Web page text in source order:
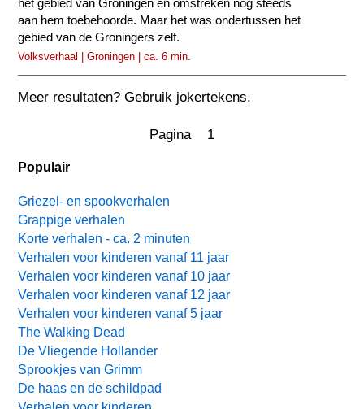
het gebied van Groningen en omstreken nog steeds
aan hem toebehoorde. Maar het was ondertussen het
gebied van de Groningers zelf.
Volksverhaal | Groningen | ca. 6 min.
Meer resultaten? Gebruik jokertekens.
Pagina 1
Populair
Griezel- en spookverhalen
Grappige verhalen
Korte verhalen - ca. 2 minuten
Verhalen voor kinderen vanaf 11 jaar
Verhalen voor kinderen vanaf 10 jaar
Verhalen voor kinderen vanaf 12 jaar
Verhalen voor kinderen vanaf 5 jaar
The Walking Dead
De Vliegende Hollander
Sprookjes van Grimm
De haas en de schildpad